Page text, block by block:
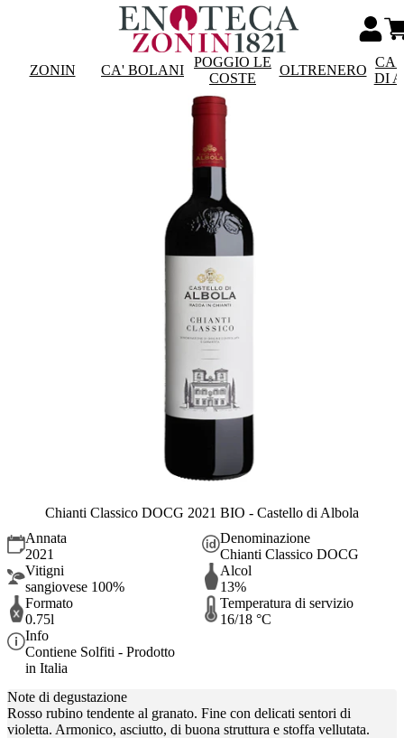
ZONIN CA' BOLANI
POGGIO LE
COSTE
OLTRENERO
DI
Chianti Classico DOCG 2021 BIO - Castello di Albola
Annata
2021
Denominazione
Chianti Classico DOCG
Vitigni
sangiovese 100%
Alcol
13%
Formato
0.75l
Temperatura di servizio
16/18 °C
Info
Contiene Solfiti - Prodotto
in Italia
Note di degustazione
Rosso rubino tendente al granato. Fine con delicati sentori di
violetta. Armonico, asciutto, di buona struttura e stoffa vellutata.